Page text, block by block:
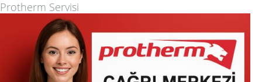
Protherm Servisi